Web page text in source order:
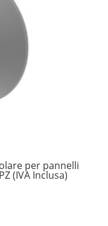
per pannelli
(IVA Inclusa)